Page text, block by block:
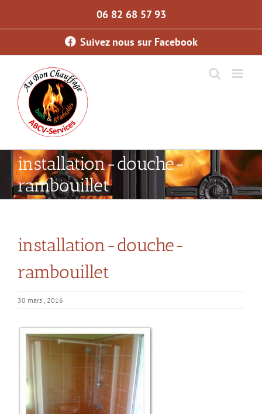
06 82 68 57 93
Suivez nous sur Facebook
installation-douche-
rambouillet
installation-douche-
rambouillet
30 mars , 2016